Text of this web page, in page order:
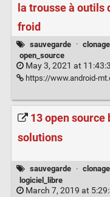
la trousse à outils
froid
sauvegarde · clonage
open_source
May 3, 2021 at
https://www.android-mt.com/tutoriel/
13 open source
solutions
sauvegarde · clonage
logiciel_libre
March 7, 2019 at